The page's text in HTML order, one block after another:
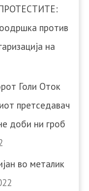
против
на
Голи Оток
претседавач
доби ни гроб
во металик